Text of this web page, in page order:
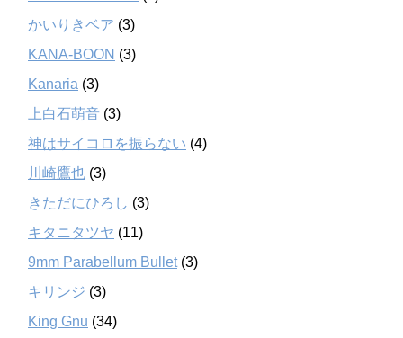
かいりきベア (3)
KANA-BOON (3)
Kanaria (3)
上白石萌音 (3)
神はサイコロを振らない (4)
川崎鷹也 (3)
きただにひろし (3)
キタニタツヤ (11)
9mm Parabellum Bullet(3)
キリンジ (3)
King Gnu (34)